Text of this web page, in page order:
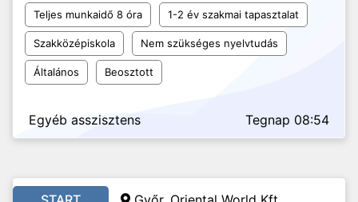
Teljes munkaidő 8 óra 1-2 év szakmai tapasztalat
Szakközépiskola Nem szükséges nyelvtudás
Általános Beosztott
Egyéb asszisztens Tegnap 08:54